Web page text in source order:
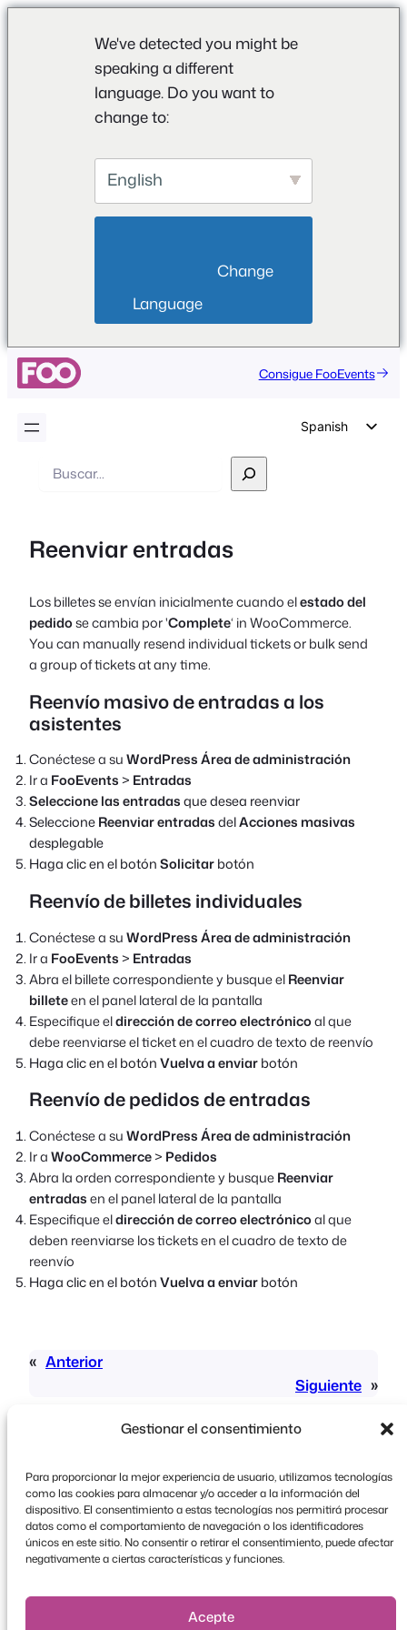
Gestionar el consentimiento
Para proporcionar la mejor experiencia de usuario, utilizamos tecnologías
como las cookies para almacenar y/o acceder a la información del
dispositivo. El consentimiento a estas tecnologías nos permitirá procesar
datos como el comportamiento de navegación o los identificadores
únicos en este sitio. No consentir o retirar el consentimiento, puede afectar
negativamente a ciertas características y funciones.
Acepte
We've detected you might be
speaking a different
language. Do you want to
change to:
English
Language
Consigue FooEvents
Spanish
French
Polish
Greek
Buscar
Reenviar entradas
Los billetes se envían inicialmente cuando elestado del
pedidose cambia por 'Complete‘ in WooCommerce.
You can manually resend individual tickets or bulk send
a group of tickets at any time.
Reenvío masivo de entradas a los
asistentes
Conéctese a suWordPress Área de administración
Ir a FooEvents> Entradas
Seleccione las entradasque desea reenviar
SeleccioneReenviar entradasdelAcciones masivas
desplegable
Haga clic en el botónSolicitarbotón
Reenvío de billetes individuales
Conéctese a suWordPress Área de administración
Ir a FooEvents> Entradas
Abra el billete correspondiente y busque elReenviar
billeteen el panel lateral de la pantalla
Especifique eldirección de correo electrónicoal que
debe reenviarse el ticket en el cuadro de texto de reenvío
Haga clic en el botónVuelva a enviarbotón
Reenvío de pedidos de entradas
Conéctese a suWordPress Área de administración
Ir aWooCommerce> Pedidos
Abra la orden correspondiente y busqueReenviar
entradasen el panel lateral de la pantalla
Especifique eldirección de correo electrónicoal que
deben reenviarse los tickets en el cuadro de texto de
reenvío
Haga clic en el botónVuelva a enviarbotón
« Anterior
Siguiente »
Copyright © 2026 FooEvents. Todos los derechos
reservados.